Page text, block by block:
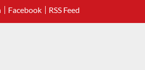
Facebook RSS Feed